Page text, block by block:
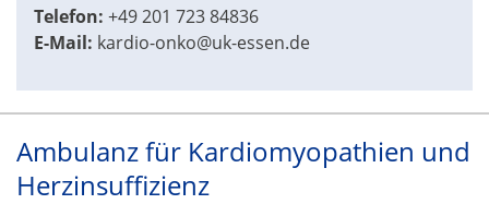
Telefon: +49 201 723 84836
E-Mail: kardio-onko@uk-essen.de
Ambulanz für Kardiomyopathien und
Herzinsuffizienz